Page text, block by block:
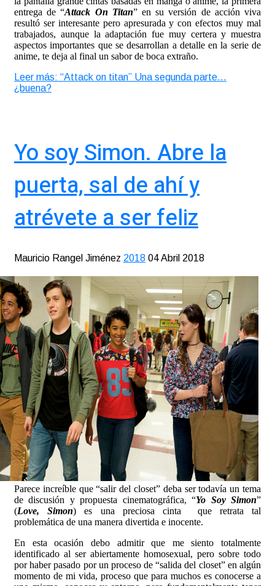
entrega de “Attack On Titan” en su versión de acción viva
resultó ser interesante pero apresurada y con efectos muy mal
trabajados, aunque la adaptación fue muy certera y muestra
aspectos importantes que se desarrollan a detalle en la serie de
anime, te deja al final un sabor de boca extraño.
Leer más: “Attack on titan” Una segunda parte…
¿buena?
Yo soy Simon. Abre la
puerta, sal de ahí y
atrévete a ser feliz
Mauricio Rangel Jiménez 2018 04 Abril 2018
Parece increíble que “salir del closet” deba ser todavía un tema
de discusión y propuesta cinematográfica, “Yo Soy Simon”
(Love, Simon) es una preciosa cinta que retrata tal
problemática de una manera divertida e inocente.
En esta ocasión debo admitir que me siento totalmente
identificado al ser abiertamente homosexual, pero sobre todo
por haber pasado por un proceso de “salida del closet” en algún
momento de mi vida, proceso que para muchos es conocerse a